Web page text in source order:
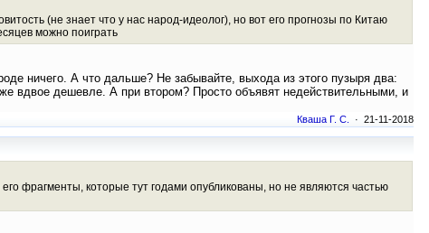
(не знает что у нас народ-идеолог), но вот его прогнозы по Китаю
можно поиграть
ничего. А что дальше? Не забывайте, выхода из этого пузыря два:
вдвое дешевле. А при втором? Просто объявят недействительными, и
Кваша Г. С. · 21-11-2018
фрагменты, которые тут годами опубликованы, но не являются частью